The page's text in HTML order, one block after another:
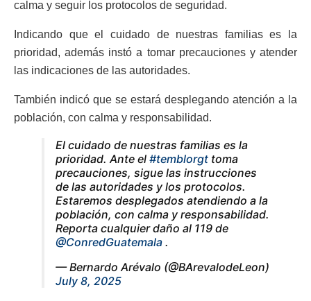
calma y seguir los protocolos de seguridad.
Indicando que el cuidado de nuestras familias es la
prioridad, además instó a tomar precauciones y atender
las indicaciones de las autoridades.
También indicó que se estará desplegando atención a la
población, con calma y responsabilidad.
El cuidado de nuestras familias es la
prioridad. Ante el #temblorgt toma
precauciones, sigue las instrucciones
de las autoridades y los protocolos.
Estaremos desplegados atendiendo a la
población, con calma y responsabilidad.
Reporta cualquier daño al 119 de
@ConredGuatemala .
— Bernardo Arévalo (@BArevalodeLeon)
July 8, 2025